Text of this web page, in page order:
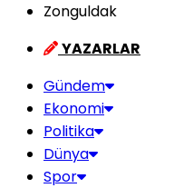
Zonguldak
YAZARLAR
Gündem
Ekonomi
Politika
Dünya
Spor